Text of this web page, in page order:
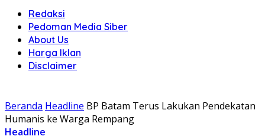
Redaksi
Pedoman Media Siber
About Us
Harga Iklan
Disclaimer
Beranda Headline BP Batam Terus Lakukan Pendekatan
Humanis ke Warga Rempang
Headline